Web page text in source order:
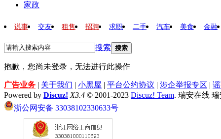
家政
说事 交友 租售 招聘 求职 二手 汽车 美食 金融
搜索 搜索
抱歉，您尚未登录，无法进行此操作
广告业务 | 关于我们 | 小黑屋 | 平台公约协议 | 涉企举报专区 |
Powered by Discuz! X3.4 © 2001-2023 Discuz! Team. 瑞安在线
浙公网安备 33038102330633号